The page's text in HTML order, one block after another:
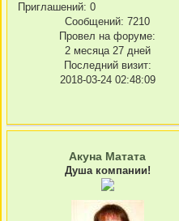
Приглашений: 0
Сообщений: 7210
Провел на форуме:
2 месяца 27 дней
Последний визит:
2018-03-24 02:48:09
Акуна Матата
Душа компании!